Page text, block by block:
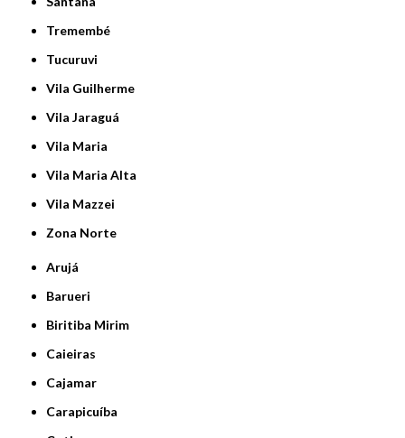
Tremembé
Tucuruvi
Vila Guilherme
Vila Jaraguá
Vila Maria
Vila Maria Alta
Vila Mazzei
Zona Norte
Arujá
Barueri
Biritiba Mirim
Caieiras
Cajamar
Carapicuíba